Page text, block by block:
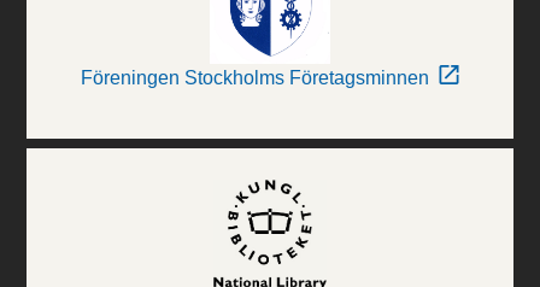
Föreningen Stockholms Företagsminnen